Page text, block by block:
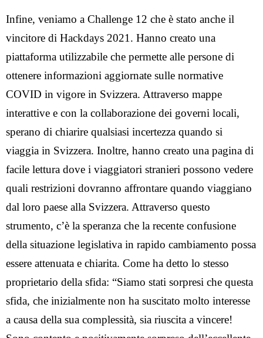
Infine, veniamo a Challenge 12 che è stato anche il
vincitore di Hackdays 2021. Hanno creato una
piattaforma utilizzabile che permette alle persone di
ottenere informazioni aggiornate sulle normative
COVID in vigore in Svizzera. Attraverso mappe
interattive e con la collaborazione dei governi locali,
sperano di chiarire qualsiasi incertezza quando si
viaggia in Svizzera. Inoltre, hanno creato una pagina di
facile lettura dove i viaggiatori stranieri possono vedere
quali restrizioni dovranno affrontare quando viaggiano
dal loro paese alla Svizzera. Attraverso questo
strumento, c’è la speranza che la recente confusione
della situazione legislativa in rapido cambiamento possa
essere attenuata e chiarita. Come ha detto lo stesso
proprietario della sfida: “Siamo stati sorpresi che questa
sfida, che inizialmente non ha suscitato molto interesse
a causa della sua complessità, sia riuscita a vincere!
Idee
Chi siamo
IT
DE
FR
EN